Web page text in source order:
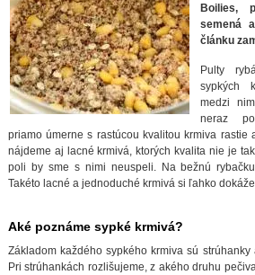
Boilies,
semená
článku
Pulty
sypkých
medzi
neraz
priamo úmerne s rastúcou kvalitou krmiva rastie
nájdeme aj lacné krmivá, ktorých kvalita nie je
poli by sme s nimi neuspeli. Na bežnú
Takéto lacné a jednoduché krmivá si ľahko
Aké poznáme sypké krmivá?
Základom každého sypkého krmiva sú strúhanky
Pri strúhankách rozlišujeme, z akého druhu